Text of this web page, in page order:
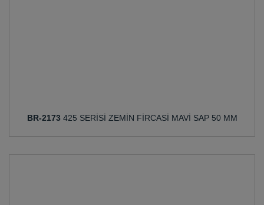
BR-2173 425 SERİSİ ZEMİN FİRCASİ MAVİ SAP 50 MM